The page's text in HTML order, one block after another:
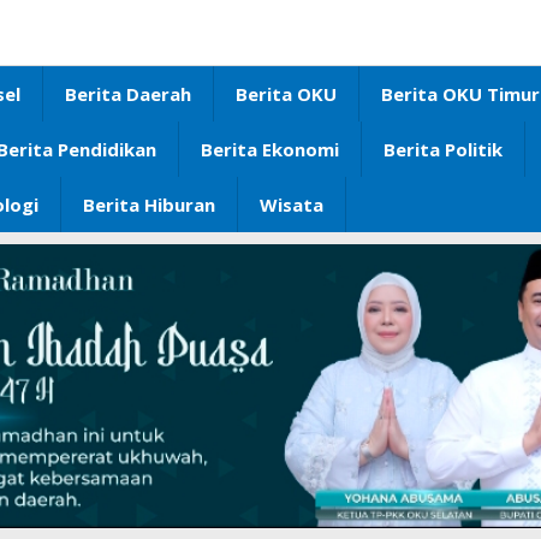
Berita Daerah Berita OKU Berita OKU Timur
Pendidikan Berita Ekonomi Berita Politik
Berita Hiburan Wisata